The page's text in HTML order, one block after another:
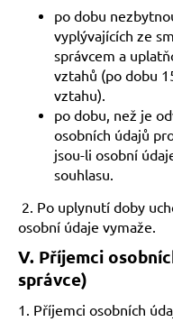
po dobu
vyplývajících ze
správcem a
vztahů (po dobu
vztahu).
po dobu, než je
osobních údajů
jsou-li osobní
souhlasu.
2. Po uplynutí doby
osobní údaje vymaže.
V. Příjemci
správce)
1. Příjemci osobních